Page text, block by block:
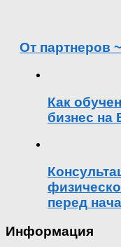
От партнеров ~
Как
бизнес на
перед
Информация